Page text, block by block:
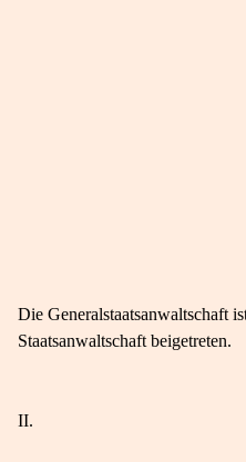
Die Generalstaatsanwaltschaft
Staatsanwaltschaft beigetreten.
II.